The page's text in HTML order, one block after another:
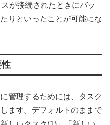
が接続されたときにバッ
りといったことが可能にな
性
管理するためには、タスク
ます。デフォルトのままで